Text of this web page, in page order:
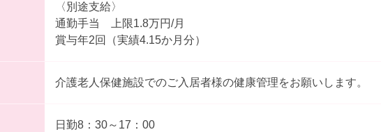
〈別途支給〉
通勤手当 上限1.8万円/月
賞与年2回（実績4.15か月分）
介護老人保健施設でのご入居者様の健康管理をお願いします。
日勤8：30～17：00